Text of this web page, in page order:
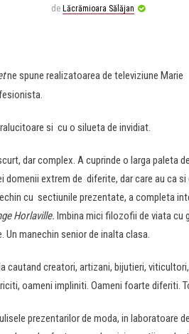
de Lăcrămioara Sălăjan
ne spune realizatoarea de televiziune Marie
si cu o silueta de invidiat.
dar complex. A cuprinde o larga paleta
domenii extrem de diferite, dar care au ca
cu sectiunile prezentate, a completa
Horlaville. Imbina mici filozofii de viata cu
manechin senior de inalta clasa.
cautand creatori, artizani, bijutieri,
oameni impliniti. Oameni foarte diferiti.
prezentarilor de moda, in laboratoare